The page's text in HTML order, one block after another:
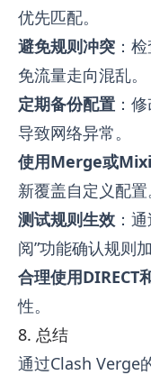
优先匹配。
避免规则冲突 ：
免流量走向混乱。
定期备份配置 ：
导致网络异常。
使用Merge或
新覆盖自定义配置
测试规则生效 ：
阅”功能确认规则
合理使用DIRECT
性。
8. 总结
通过Clash Verge